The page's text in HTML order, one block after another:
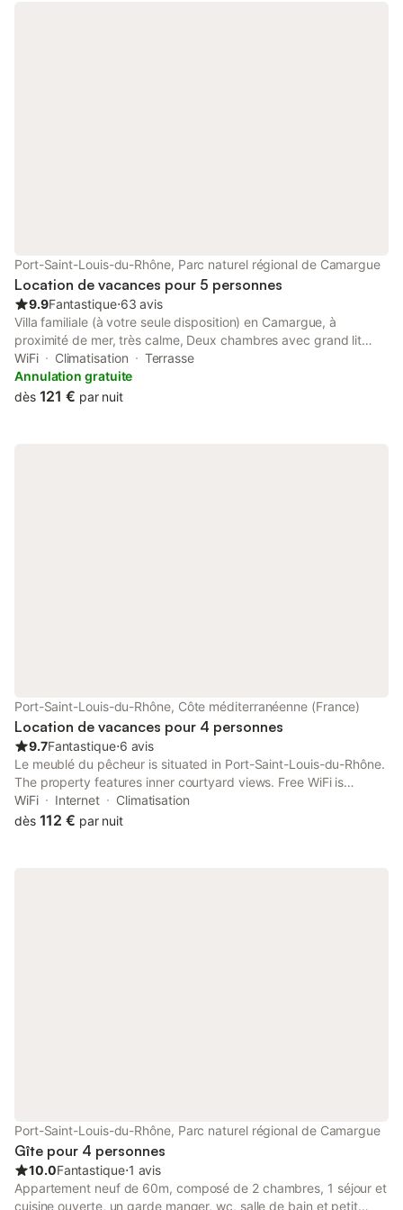
Port-Saint-Louis-du-Rhône, Parc naturel régional de Camargue
Location de vacances pour 5 personnes
9.9Fantastique⋅63 avis
Villa familiale (à votre seule disposition) en Camargue, à
proximité de mer, très calme, Deux chambres avec grand lit
sont à votre disposition. Dans le salon nous pouvons aussi
ajouter un lit une place. La cuisine est grande, claire et
complétement équipée. Le jardin est grand avec balançoire
WiFi Climatisation
Terrasse
Annulation gratuite
dès 121 € par nuit
Port-Saint-Louis-du-Rhône, Côte méditerranéenne (France)
Location de vacances pour 4 personnes
9.7Fantastique⋅6 avis
Le meublé du pêcheur is situated in Port-Saint-Louis-du-Rhône.
The property features inner courtyard views. Free WiFi is
available throughout the property and Arles Amphitheatre is 49
km away.
WiFi Internet
Climatisation
dès 112 € par nuit
Port-Saint-Louis-du-Rhône, Parc naturel régional de Camargue
Gîte pour 4 personnes
10.0Fantastique⋅1 avis
Appartement neuf de 60m, composé de 2 chambres, 1 séjour et
cuisine ouverte, un garde manger, wc, salle de bain et petit